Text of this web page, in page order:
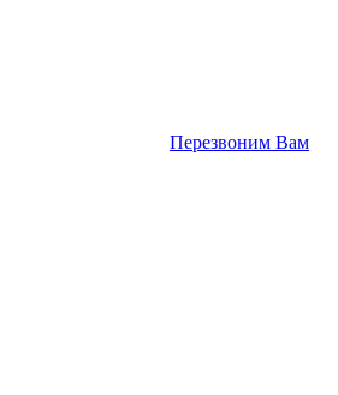
Перезвоним Вам